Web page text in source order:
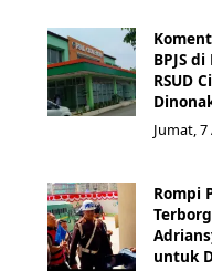
BPJS
RSUD
Jumat, 7
Rompi
untuk